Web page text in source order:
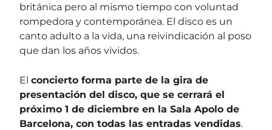
británica pero al mismo tiempo con voluntad
rompedora y contemporánea. El disco es un
canto adulto a la vida, una reivindicación al poso
que dan los años vividos.
El concierto forma parte de la gira de
presentación del disco, que se cerrará el
próximo 1 de diciembre en la Sala Apolo de
Barcelona, con todas las entradas vendidas.